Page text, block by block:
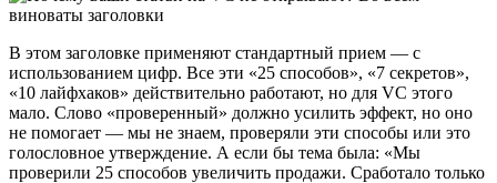
В этом заголовке применяют стандартный прием — с
использованием цифр. Все эти «25 способов», «7 секретов»,
«10 лайфхаков» действительно работают, но для VC этого
мало. Слово «проверенный» должно усилить эффект, но оно
не помогает — мы не знаем, проверяли эти способы или это
голословное утверждение. А если бы тема была: «Мы
проверили 25 способов увеличить продажи. Сработало только